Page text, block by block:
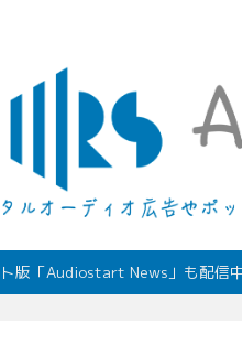
版「Audiostart News」も配信